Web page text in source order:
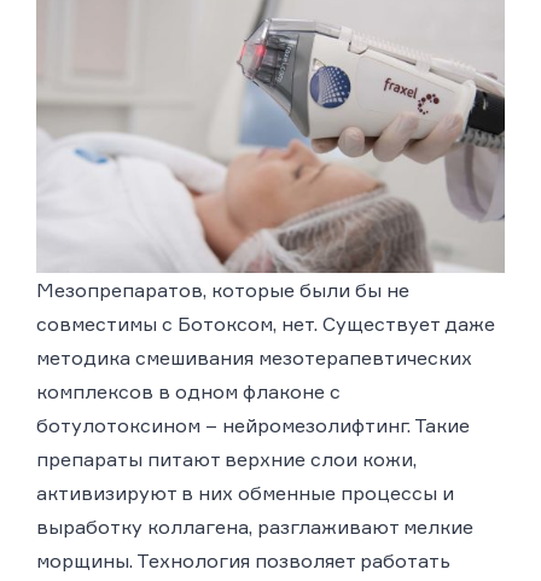
Мезопрепаратов, которые были бы не
совместимы с Ботоксом, нет. Существует даже
методика смешивания мезотерапевтических
комплексов в одном флаконе с
ботулотоксином – нейромезолифтинг. Такие
препараты питают верхние слои кожи,
активизируют в них обменные процессы и
выработку коллагена, разглаживают мелкие
морщины. Технология позволяет работать